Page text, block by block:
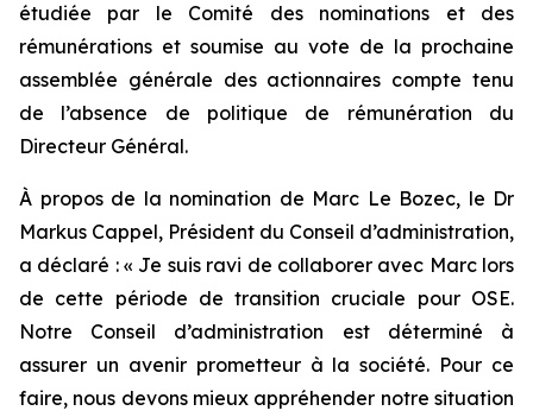
étudiée par le Comité des nominations et des
rémunérations et soumise au vote de la prochaine
assemblée générale des actionnaires compte tenu
de l’absence de politique de rémunération du
Directeur Général.
À propos de la nomination de Marc Le Bozec, le Dr
Markus Cappel, Président du Conseil d’administration,
a déclaré : « Je suis ravi de collaborer avec Marc lors
de cette période de transition cruciale pour OSE.
Notre Conseil d’administration est déterminé à
assurer un avenir prometteur à la société. Pour ce
faire, nous devons mieux appréhender notre situation